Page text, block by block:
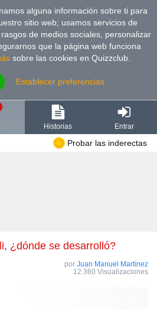
alguna información sobre ti para
sitio web; usamos servicios de
de medios sociales, personalizar
que la página web funciona
sobre las cookies en Quizzclub.
Establecer preferencias
Historias Entrar
Probar las inderectas
¿dónde se desarrolló?
por Juan Manuel Martínez
12.360 Visualizaciones